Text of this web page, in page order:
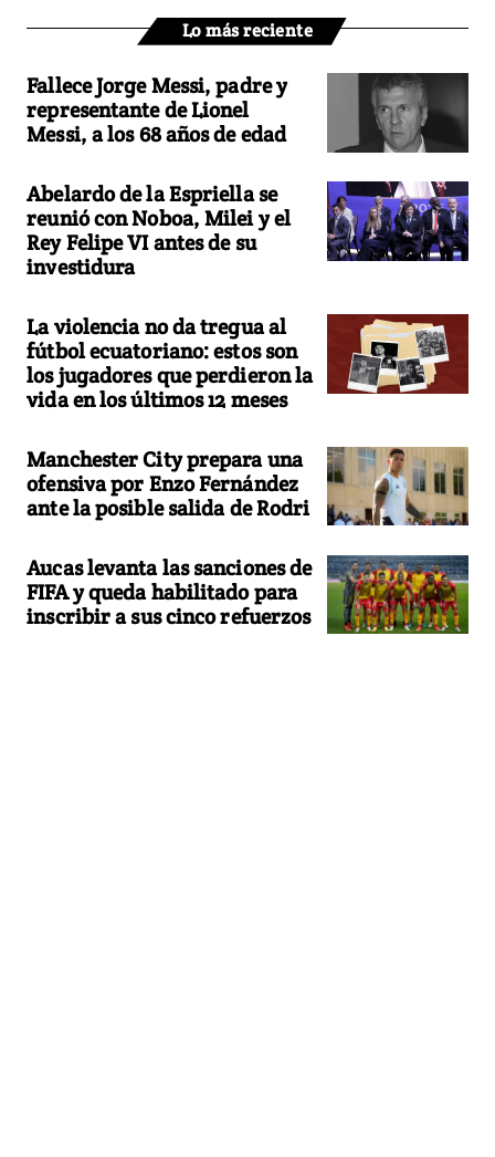
Lo más reciente
Fallece Jorge Messi, padre y
representante de Lionel
Messi, a los 68 años de edad
Abelardo de la Espriella se
reunió con Noboa, Milei y el
Rey Felipe VI antes de su
investidura
La violencia no da tregua al
fútbol ecuatoriano: estos son
los jugadores que perdieron la
vida en los últimos 12 meses
Manchester City prepara una
ofensiva por Enzo Fernández
ante la posible salida de Rodri
Aucas levanta las sanciones de
FIFA y queda habilitado para
inscribir a sus cinco refuerzos